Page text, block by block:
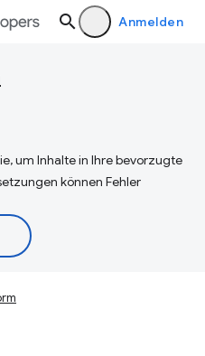
Anmelden
um Inhalte in Ihre bevorzugte
können Fehler